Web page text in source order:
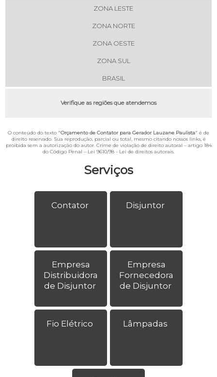
Serviços
Contator Disjuntor
Empresa
Distribuidora
de Disjuntor
Empresa
Fornecedora
de Disjuntor
Fio Elétrico Lâmpadas
ZONA LESTE
ZONA NORTE
ZONA OESTE
ZONA SUL
BRASIL
Verifique as regiões que atendemos
O conteúdo do texto "Orçamento de Contator para Gerador Lauzane Paulista" é de
direito reservado. Sua reprodução, parcial ou total, mesmo citando nossos links, é
proibida sem a autorização do autor. Crime de violação de direito autoral – artigo 184
do Código Penal – Lei 9610/98 - Lei de direitos autorais.